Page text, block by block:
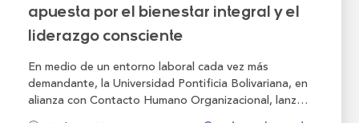
apuesta por el bienestar integral y el
liderazgo consciente
En medio de un entorno laboral cada vez más
demandante, la Universidad Pontificia Bolivariana, en
alianza con Contacto Humano Organizacional, lanzó
el Diplomado “Liderazgo desde la felicidad: el arte de